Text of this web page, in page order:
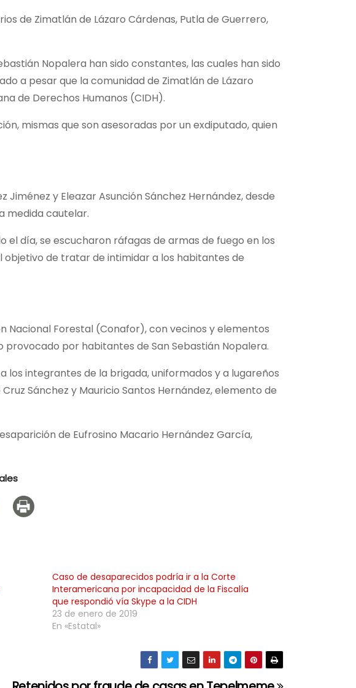
de Zimatlán de Lázaro Cárdenas, Putla de Guerrero,
Nopalera han sido constantes, las cuales han sido
a pesar que la comunidad de Zimatlán de Lázaro
de Derechos Humanos (CIDH).
mismas que son asesoradas por un exdiputado, quien
y Eleazar Asunción Sánchez Hernández, desde
medida cautelar.
el día, se escucharon ráfagas de armas de fuego en los
objetivo de tratar de intimidar a los habitantes de
Nacional Forestal (Conafor), con vecinos y elementos
provocado por habitantes de San Sebastián Nopalera.
los integrantes de la brigada, uniformados y a lugareños
Sánchez y Mauricio Santos Hernández, elemento de
de Eufrosino Macario Hernández García,
Caso de desaparecidos podría ir a la Corte
Interamericana por incapacidad de la Fiscalía
que respondió vía Skype a la CIDH
23 de enero de 2019
En «Estatal»